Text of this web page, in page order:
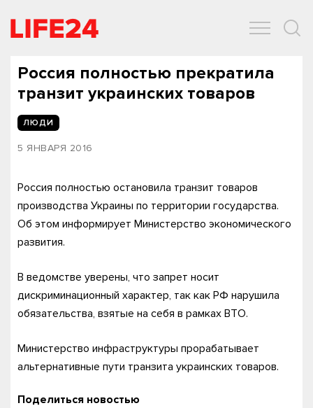
Россия полностью прекратила
транзит украинских товаров
ЛЮДИ
5 ЯНВАРЯ 2016
Россия полностью остановила транзит товаров
производства Украины по территории государства.
Об этом информирует Министерство экономического
развития.
В ведомстве уверены, что запрет носит
дискриминационный характер, так как РФ нарушила
обязательства, взятые на себя в рамках ВТО.
Министерство инфраструктуры прорабатывает
альтернативные пути транзита украинских товаров.
Поделиться новостью